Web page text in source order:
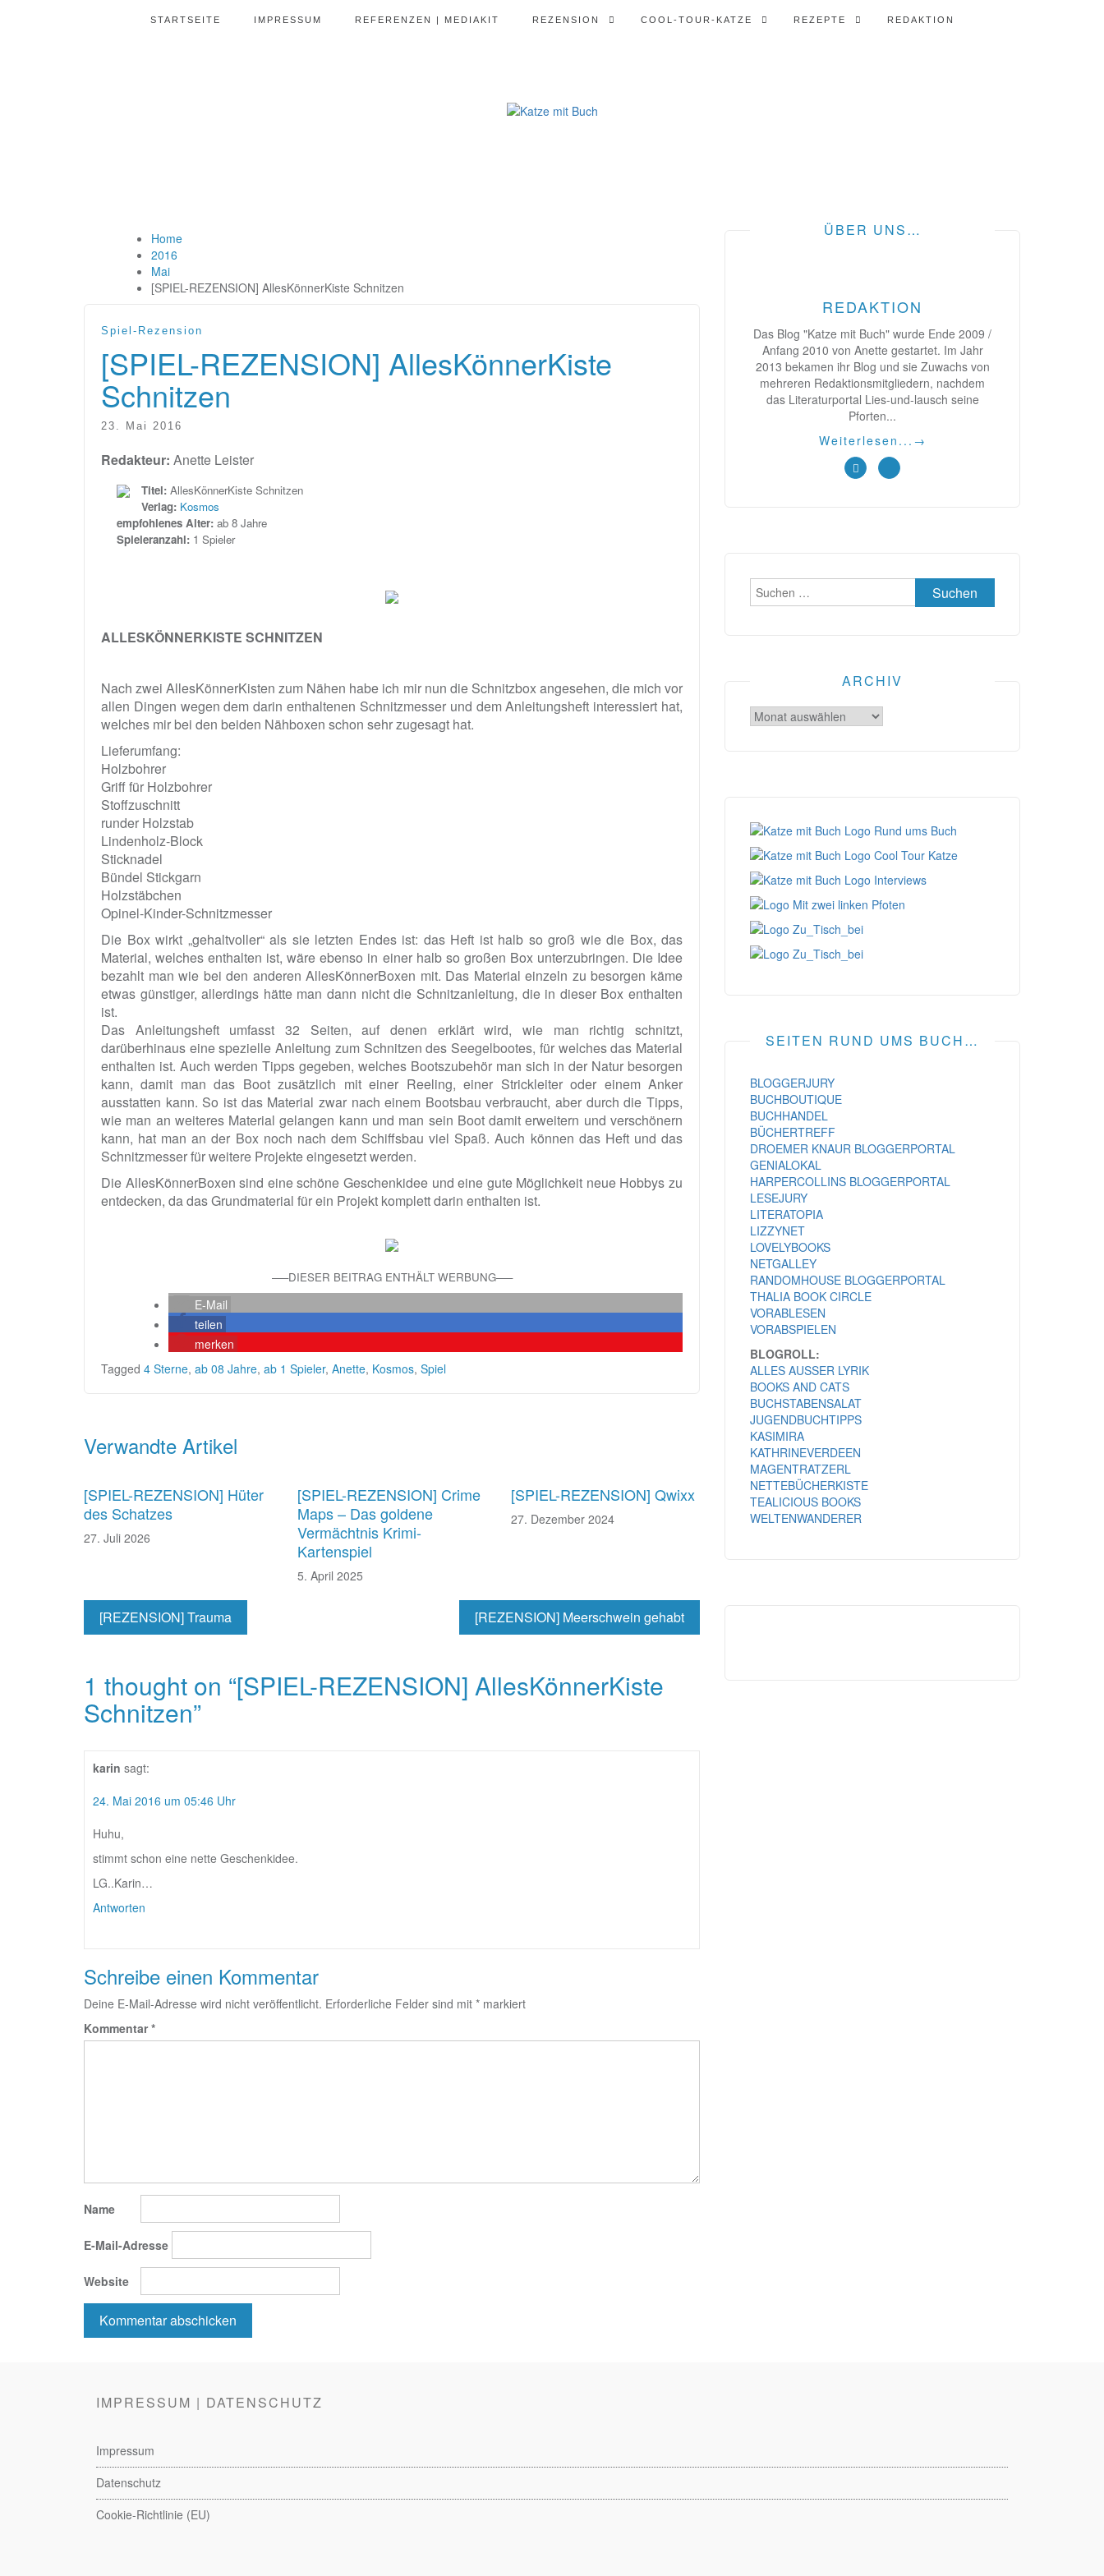
STARTSEITE IMPRESSUM REFERENZEN | MEDIAKIT REZENSION COOL-TOUR-KATZE REZEPTE REDAKTION
Home
2016
Mai
[SPIEL-REZENSION] AllesKönnerKiste Schnitzen
Spiel-Rezension
[SPIEL-REZENSION] AllesKönnerKiste
Schnitzen
23. Mai 2016
Redakteur: Anette Leister
Titel: AllesKönnerKiste Schnitzen
Verlag: Kosmos
empfohlenes Alter: ab 8 Jahre
Spieleranzahl: 1 Spieler
ALLESKÖNNERKISTE SCHNITZEN
Nach zwei AllesKönnerKisten zum Nähen habe ich mir nun die Schnitzbox angesehen, die mich vor
allen Dingen wegen dem darin enthaltenen Schnitzmesser und dem Anleitungsheft interessiert hat,
welches mir bei den beiden Nähboxen schon sehr zugesagt hat.
Lieferumfang:
Holzbohrer
Griff für Holzbohrer
Stoffzuschnitt
runder Holzstab
Lindenholz-Block
Sticknadel
Bündel Stickgarn
Holzstäbchen
Opinel-Kinder-Schnitzmesser
Die Box wirkt „gehaltvoller“ als sie letzten Endes ist: das Heft ist halb so groß wie die Box, das
Material, welches enthalten ist, wäre ebenso in einer halb so großen Box unterzubringen. Die Idee
bezahlt man wie bei den anderen AllesKönnerBoxen mit. Das Material einzeln zu besorgen käme
etwas günstiger, allerdings hätte man dann nicht die Schnitzanleitung, die in dieser Box enthalten
ist.
Das Anleitungsheft umfasst 32 Seiten, auf denen erklärt wird, wie man richtig schnitzt,
darüberhinaus eine spezielle Anleitung zum Schnitzen des Seegelbootes, für welches das Material
enthalten ist. Auch werden Tipps gegeben, welches Bootszubehör man sich in der Natur besorgen
kann, damit man das Boot zusätzlich mit einer Reeling, einer Strickleiter oder einem Anker
ausstatten kann. So ist das Material zwar nach einem Bootsbau verbraucht, aber durch die Tipps,
wie man an weiteres Material gelangen kann und man sein Boot damit erweitern und verschönern
kann, hat man an der Box noch nach dem Schiffsbau viel Spaß. Auch können das Heft und das
Schnitzmesser für weitere Projekte eingesetzt werden.
Die AllesKönnerBoxen sind eine schöne Geschenkidee und eine gute Möglichkeit neue Hobbys zu
entdecken, da das Grundmaterial für ein Projekt komplett darin enthalten ist.
—–DIESER BEITRAG ENTHÄLT WERBUNG—–
E-Mail
teilen
merken
Tagged 4 Sterne, ab 08 Jahre, ab 1 Spieler, Anette, Kosmos, Spiel
Verwandte Artikel
[SPIEL-REZENSION] Hüter
des Schatzes
27. Juli 2026
[SPIEL-REZENSION] Crime
Maps – Das goldene
Vermächtnis Krimi-
Kartenspiel
5. April 2025
[SPIEL-REZENSION] Qwixx
27. Dezember 2024
Beitragsnavigation
[REZENSION] Trauma [REZENSION] Meerschwein gehabt
1 thought on “[SPIEL-REZENSION] AllesKönnerKiste
Schnitzen”
karin sagt:
24. Mai 2016 um 05:46 Uhr
Huhu,
stimmt schon eine nette Geschenkidee.
LG..Karin…
Antworten
Schreibe einen Kommentar
Deine E-Mail-Adresse wird nicht veröffentlicht. Erforderliche Felder sind mit * markiert
Kommentar*
Name
E-Mail-Adresse
Website
ÜBER UNS…
REDAKTION
Das Blog "Katze mit Buch" wurde Ende 2009 /
Anfang 2010 von Anette gestartet. Im Jahr
2013 bekamen ihr Blog und sie Zuwachs von
mehreren Redaktionsmitgliedern, nachdem
das Literaturportal Lies-und-lausch seine
Pforten...
Weiterlesen... →
Suchen
nach:
ARCHIV
Archiv
SEITEN RUND UMS BUCH…
BLOGGERJURY
BUCHBOUTIQUE
BUCHHANDEL
BÜCHERTREFF
DROEMER KNAUR BLOGGERPORTAL
GENIALOKAL
HARPERCOLLINS BLOGGERPORTAL
LESEJURY
LITERATOPIA
LIZZYNET
LOVELYBOOKS
NETGALLEY
RANDOMHOUSE BLOGGERPORTAL
THALIA BOOK CIRCLE
VORABLESEN
VORABSPIELEN
BLOGROLL:
ALLES AUSSER LYRIK
BOOKS AND CATS
BUCHSTABENSALAT
JUGENDBUCHTIPPS
KASIMIRA
KATHRINEVERDEEN
MAGENTRATZERL
NETTEBÜCHERKISTE
TEALICIOUS BOOKS
WELTENWANDERER
IMPRESSUM | DATENSCHUTZ
Impressum
Datenschutz
Cookie-Richtlinie (EU)